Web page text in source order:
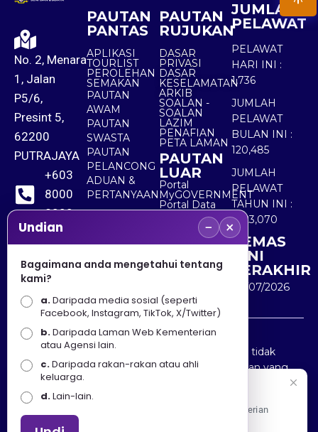
No. 2, Menara
1, Jalan
P5/6,
Presint 5,
62200
PUTRAJAYA
+603
8000
8000
+603
8891
7100
PAUTAN
PANTAS
APLIKASI
TOURLIST
PEROLEHAN
SEMAKAN
PAUTAN
AWAM
PAUTAN
SWASTA
PAUTAN
PELANCONG
ADUAN &
PERTANYAAN
PAUTAN
RUJUKAN
DASAR
PRIVASI
DASAR
KESELAMATAN
ARKIB
SOALAN -
SOALAN
LAZIM
PENAFIAN
PETA LAMAN
PAUTAN
LUAR
Portal
MyGOVERNMENT
Portal Data
Terbuka
Sektor Awam
JUMLAH
PELAWAT
PELAWAT
HARI INI :
1,736
JUMLAH
PELAWAT
BULAN INI :
120,485
JUMLAH
PELAWAT
TAHUN INI :
5,523,070
KEMAS
KINI
TERAKHIR
30/07/2026
Penafian : Kerajaan Malaysia dan Kementerian
Pelancongan Seni dan Budaya (MOTAC) adalah tidak
bertanggungjawab atas kehilangan atau kerugian yang
disebabkan oleh penggunaan mana-mana maklumat
yang diperolehi dari portal ini.
Undian − ×
Bagaimana anda mengetahui tentang
kami?
a.Daripada media sosial (seperti
Facebook, Instagram, TikTok, X/Twitter)
b.Daripada Laman Web Kementerian
atau Agensi lain.
c.Daripada rakan-rakan atau ahli
keluarga.
d.Lain-lain.
Apa Khabar! Selamat datang ke Portal Rasmi Kementerian
Pelancongan, Seni dan Budaya